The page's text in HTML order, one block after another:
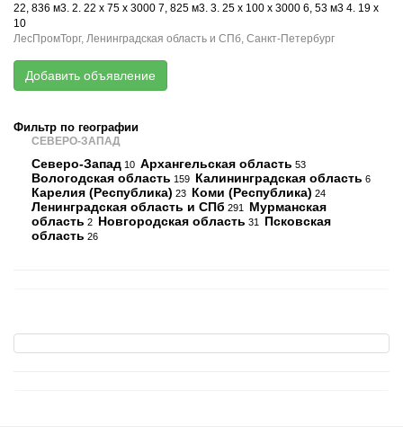
22, 836 м3. 2. 22 х 75 х 3000 7, 825 м3. 3. 25 х 100 х 3000 6, 53 м3 4. 19 х
10
ЛесПромТорг, Ленинградская область и СПб, Санкт-Петербург
Добавить объявление
Фильтр по географии
СЕВЕРО-ЗАПАД
Северо-Запад 10 Архангельская область 53
Вологодская область 159 Калининградская область 6
Карелия (Республика) 23 Коми (Республика) 24
Ленинградская область и СПб 291
Мурманская
область 2 Новгородская область 31
Псковская
область 26